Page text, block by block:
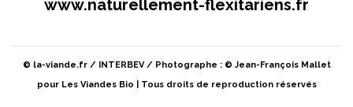
www.naturellement-flexitariens.fr
© la-viande.fr / INTERBEV / Photographe : © Jean-François Mallet
pour Les Viandes Bio | Tous droits de reproduction réservés